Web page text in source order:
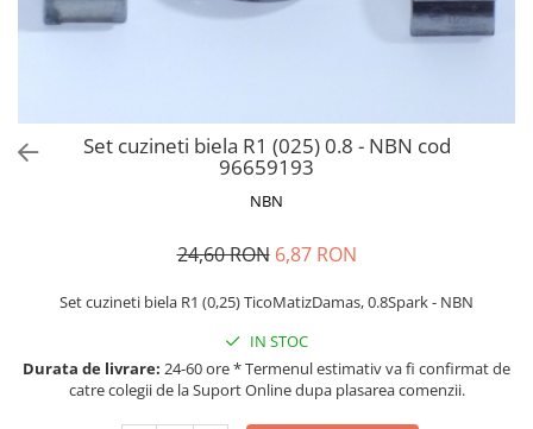
MOVANO
VIVARO
Mazda CX-80 KL
SX4 S-CROSS Hybrid 48V 2020-
VITARA 2015-prezent
VITARA Hybrid 48V 2020-prezent
VITARA Strong Hybrid 140V 2022-
eVitara 2025-prezent
SPARK M300 2010-2018
Set cuzineti biela R1 (025) 0.8 - NBN cod
96659193
NBN
24,60 RON 6,87 RON
Set cuzineti biela R1 (0,25) TicoMatizDamas, 0.8Spark - NBN
IN STOC
Durata de livrare: 24-60 ore * Termenul estimativ va fi confirmat de
catre colegii de la Suport Online dupa plasarea comenzii.